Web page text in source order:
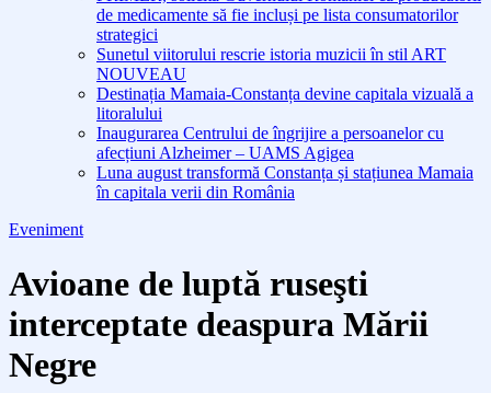
de medicamente să fie incluși pe lista consumatorilor
strategici
Sunetul viitorului rescrie istoria muzicii în stil ART
NOUVEAU
Destinația Mamaia-Constanța devine capitala vizuală a
litoralului
Inaugurarea Centrului de îngrijire a persoanelor cu
afecțiuni Alzheimer – UAMS Agigea
Luna august transformă Constanța și stațiunea Mamaia
în capitala verii din România
Eveniment
Avioane de luptă ruseşti
interceptate deaspura Mării
Negre